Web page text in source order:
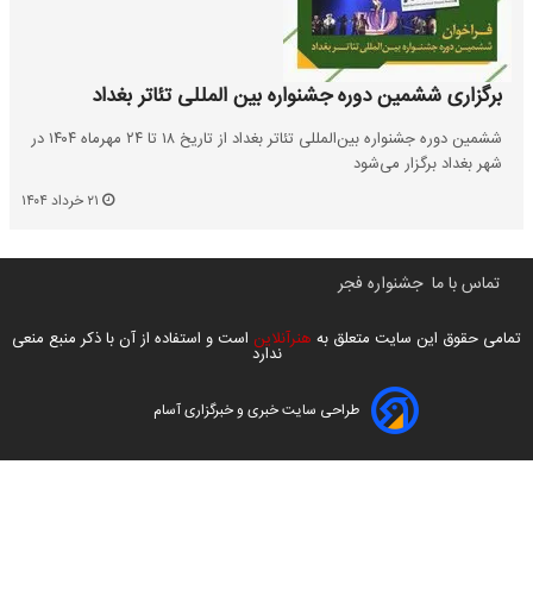
برگزاری ششمین دوره جشنواره بین‌ المللی تئاتر بغداد
ششمین دوره جشنواره بین‌المللی تئاتر بغداد از تاریخ ۱۸ تا ۲۴ مهرماه ۱۴۰۴ در
شهر بغداد برگزار می‌شود
تماس با ما جشنواره فجر
تمامی حقوق این سایت متعلق به هنرآنلاین است و استفاده از آن با ذکر منبع منعی
ندارد
طراحی سایت خبری و خبرگزاری آسام